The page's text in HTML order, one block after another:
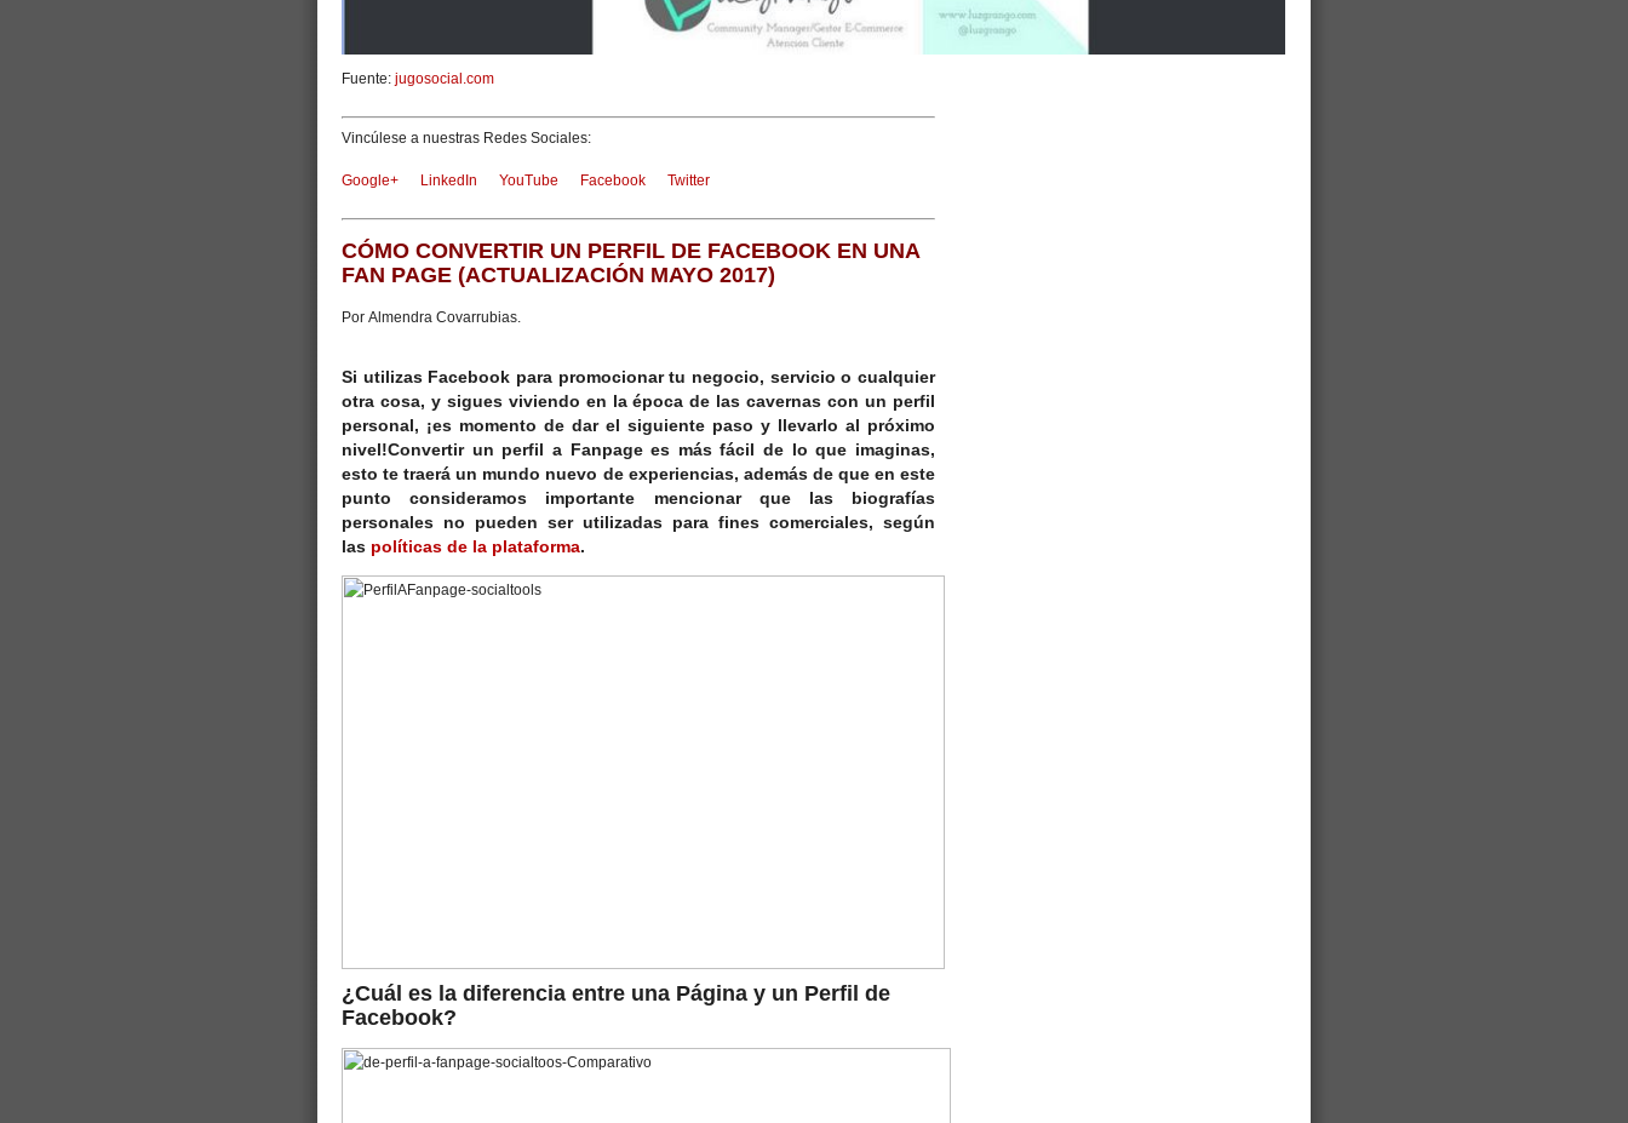
Fuente: jugosocial.com
Vincúlese a nuestras Redes Sociales:
Google+ LinkedIn YouTube Facebook Twitter
CÓMO CONVERTIR UN PERFIL DE FACEBOOK EN UNA
FAN PAGE (ACTUALIZACIÓN MAYO 2017)
Por Almendra Covarrubias.
Si utilizas Facebook para promocionar tu negocio, servicio o cualquier
otra cosa, y sigues viviendo en la época de las cavernas con un perfil
personal, ¡es momento de dar el siguiente paso y llevarlo al próximo
nivel!Convertir un perfil a Fanpagees más fácil de lo que imaginas,
esto te traerá un mundo nuevo de experiencias, además de que en este
punto consideramos importante mencionar que las biografías
personales no pueden ser utilizadas para fines comerciales, según
las políticas de la plataforma.
¿Cuál es la diferencia entre una Página y un Perfil de
Facebook?